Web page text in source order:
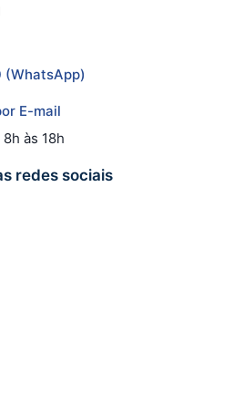
(WhatsApp)
E-mail
às 18h
redes sociais